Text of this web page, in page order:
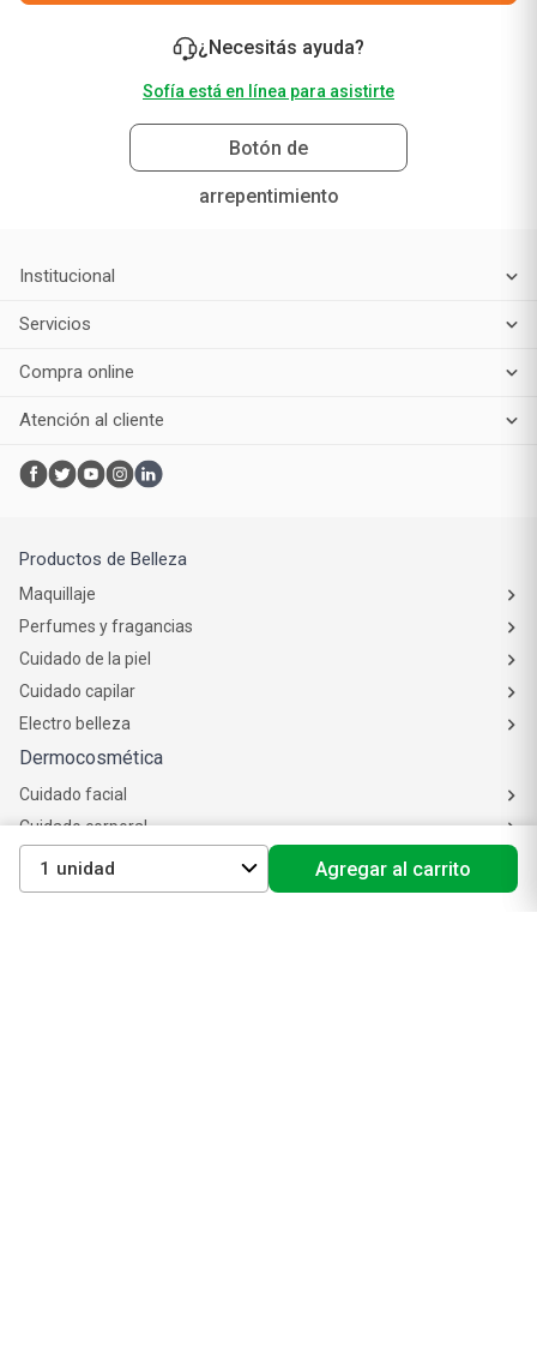
1 Agregar al carrito
¿Necesitás ayuda?
Sofía está en línea para asistirte
Botón de
arrepentimiento
Institucional
Servicios
Compra online
Atención al cliente
Productos de Belleza
Maquillaje
Perfumes y fragancias
Cuidado de la piel
Cuidado capilar
Electro belleza
Dermocosmética
Cuidado facial
Cuidado corporal
Protectores solares
Cuidado del pelo